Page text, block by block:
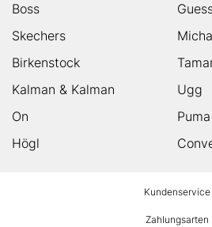
Boss
Skechers
Birkenstock
Kalman & Kalman
Ugg
On
Puma
Högl
Kundenservice
Zahlungsarten